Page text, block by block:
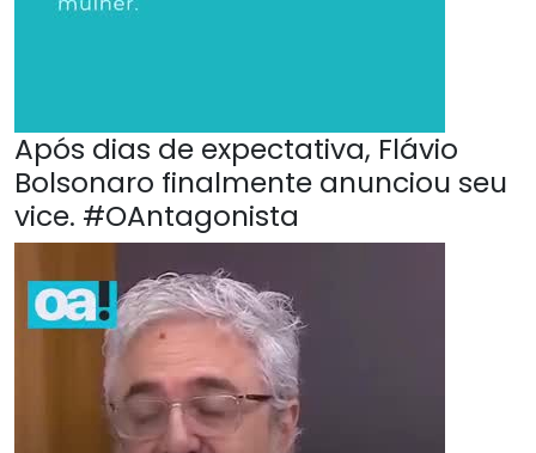
Após dias de expectativa, Flávio
Bolsonaro finalmente anunciou seu
vice. #OAntagonista